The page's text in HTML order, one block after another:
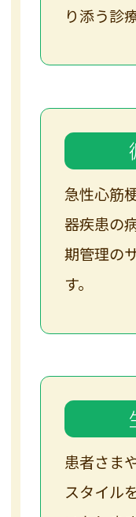
り添う診
急性心筋
器疾患の
期管理の
す。
患者さま
スタイル